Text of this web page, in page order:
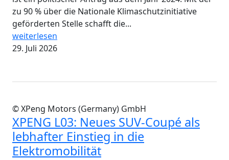
zu 90 % über die Nationale Klimaschutzinitiative
geförderten Stelle schafft die...
weiterlesen
29. Juli 2026
© XPeng Motors (Germany) GmbH
XPENG L03: Neues SUV-Coupé als
lebhafter Einstieg in die
Elektromobilität